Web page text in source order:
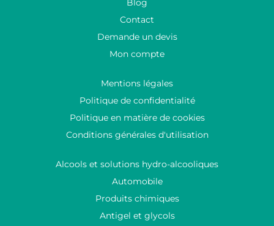
Blog
Contact
Demande un devis
Mon compte
Mentions légales
Politique de confidentialité
Politique en matière de cookies
Conditions générales d'utilisation
Alcools et solutions hydro-alcooliques
Automobile
Produits chimiques
Antigel et glycols